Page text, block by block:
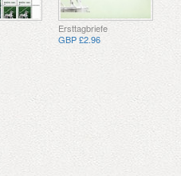
Ersttagbriefe
GBP £2.96